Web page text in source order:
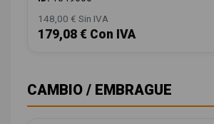
148,00 € Sin IVA
179,08 € Con IVA
CAMBIO / EMBRAGUE